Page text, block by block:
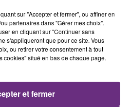
Fever Dream
sur "Accepter et fermer", ou affiner en
partenaires dans "Gérer mes choix".
en cliquant sur "Continuer sans
s'appliqueront que pour ce site. Vous
ou retirer votre consentement à tout
cookies" situé en bas de chaque page.
et fermer